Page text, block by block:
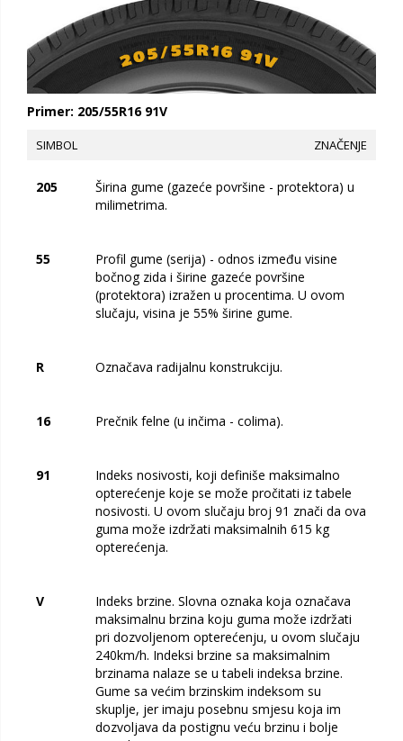
Primer: 205/55R16 91V
SIMBOL ZNAČENJE
205
Širina gume (gazeće površine - protektora) u
milimetrima.
55
Profil gume (serija) - odnos između visine
bočnog zida i širine gazeće površine
(protektora) izražen u procentima. U ovom
slučaju, visina je 55% širine gume.
R Označava radijalnu konstrukciju.
16 Prečnik felne (u inčima - colima).
91
Indeks nosivosti, koji definiše maksimalno
opterećenje koje se može pročitati iz tabele
nosivosti. U ovom slučaju broj 91 znači da ova
guma može izdržati maksimalnih 615 kg
opterećenja.
V
Indeks brzine. Slovna oznaka koja označava
maksimalnu brzina koju guma može izdržati
pri dozvoljenom opterećenju, u ovom slučaju
240km/h. Indeksi brzine sa maksimalnim
brzinama nalaze se u tabeli indeksa brzine.
Gume sa većim brzinskim indeksom su
skuplje, jer imaju posebnu smjesu koja im
dozvoljava da postignu veću brzinu i bolje